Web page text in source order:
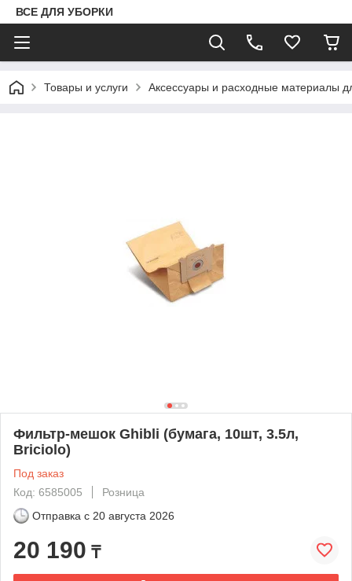
ВСЕ ДЛЯ УБОРКИ
Товары и услуги Аксессуары и расходные материалы
Фильтр-мешок Ghibli (бумага, 10шт, 3.5л,
Briciolo)
Под заказ
Код: 6585005
Розница
Отправка с 20 августа 2026
20 190 ₸